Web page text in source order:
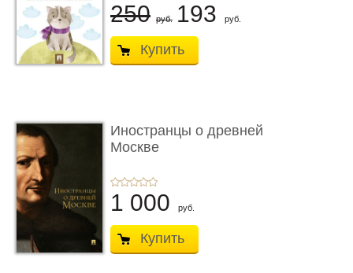
250 руб. 193 руб.
Купить
Иностранцы о древней
Москве
1 000 руб.
Купить